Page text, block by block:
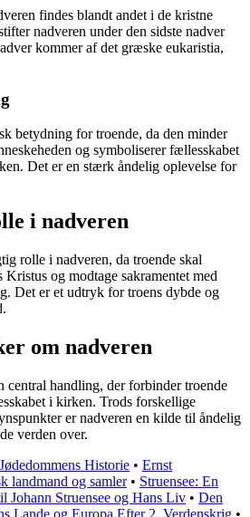
findes blandt andet i de kristne
nadveren under den sidste nadver
kommer af det græske eukaristia,
betydning for troende, da den minder
og symboliserer fællesskabet
Det er en stærk åndelig oplevelse for
i nadveren
rolle i nadveren, da troende skal
Kristus og modtage sakramentet med
Det er et udtryk for troens dybde og
om nadveren
central handling, der forbinder troende
i kirken. Trods forskellige
er nadveren en kilde til åndelig
verden over.
Historie • Ernst
landmand og samler• Struensee: En
Johann Struensee og Hans Liv • Den
Lande og Europa Efter 2. Verdenskrig •